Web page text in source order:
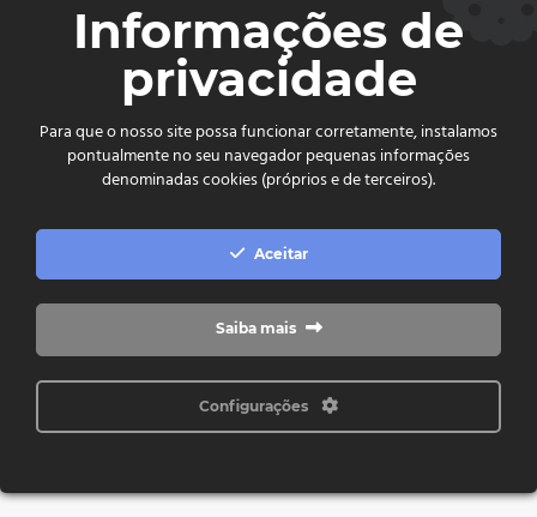
Ver no mapa
comercial@cdljatai
(64) 99602 - 8923
Copyright © 2024 - 2026 CDL Jataí Todos os direitos
Informações de
privacidade
Para que o nosso site possa funcionar corretamente, instalamos
pontualmente no seu navegador pequenas informações
denominadas cookies (próprios e de terceiros).
Aceitar
Saiba mais
Configurações